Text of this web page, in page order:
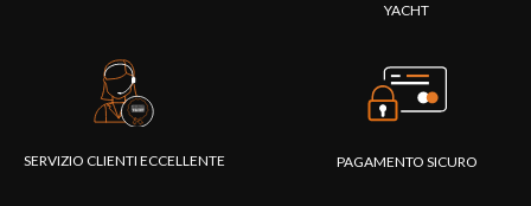
YACHT
SERVIZIO CLIENTI ECCELLENTE PAGAMENTO SICURO